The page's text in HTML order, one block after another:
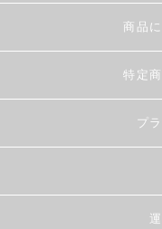
商品
特定
プ